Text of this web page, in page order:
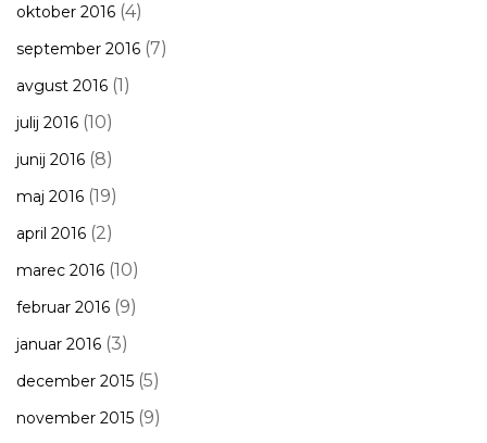
oktober 2016 (4)
september 2016 (7)
avgust 2016 (1)
julij 2016 (10)
junij 2016 (8)
maj 2016 (19)
april 2016 (2)
marec 2016 (10)
februar 2016 (9)
januar 2016 (3)
december 2015 (5)
november 2015 (9)